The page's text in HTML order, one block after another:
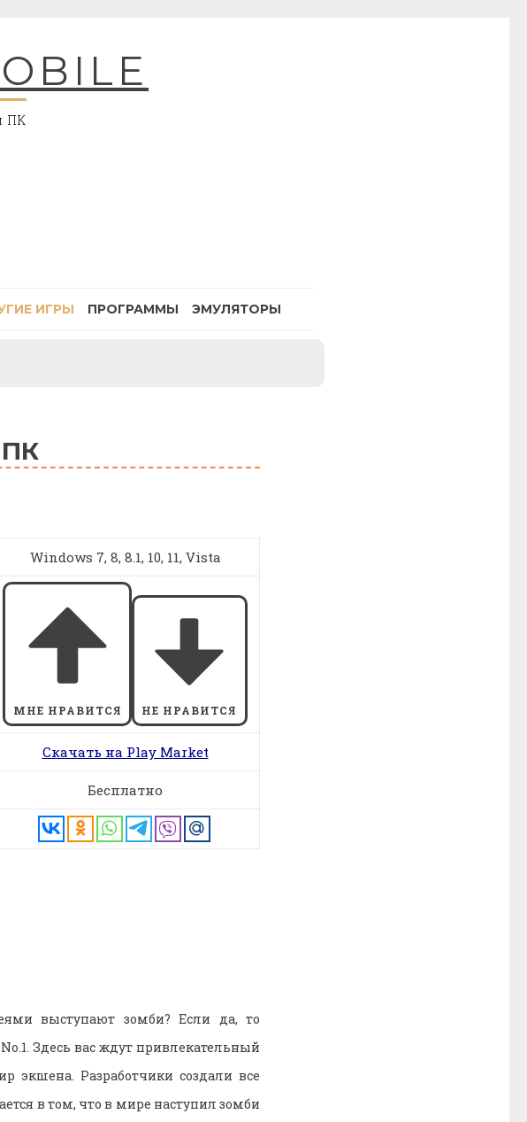
ПК
ИГРЫ ПРОГРАММЫ ЭМУЛЯТОРЫ
ПК
Windows 7, 8, 8.1, 10, 11, Vista
МНЕ НРАВИТСЯ НЕ НРАВИТСЯ
Скачать на Play Market
Бесплатно
выступают зомби? Если да, то
Здесь вас ждут привлекательный
экшена. Разработчики создали все
в том, что в мире наступил зомби